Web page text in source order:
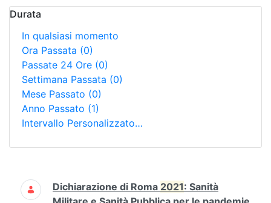
Durata
In qualsiasi momento
Ora Passata (0)
Passate 24 Ore (0)
Settimana Passata (0)
Mese Passato (0)
Anno Passato (1)
Intervallo Personalizzato…
Ricerca
Dichiarazione di Roma 2021: Sanità